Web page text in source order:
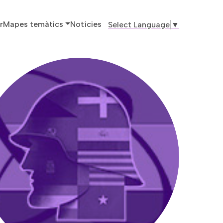
principal
Mapes temàtics Notícies Select Language ▼